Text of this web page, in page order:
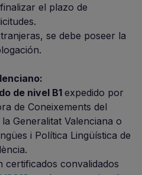
el plazo de
se debe poseer la
de nivel B1 expedido por
de Coneixements del
Generalitat Valenciana o
i Política Lingüística de
certificados convalidados